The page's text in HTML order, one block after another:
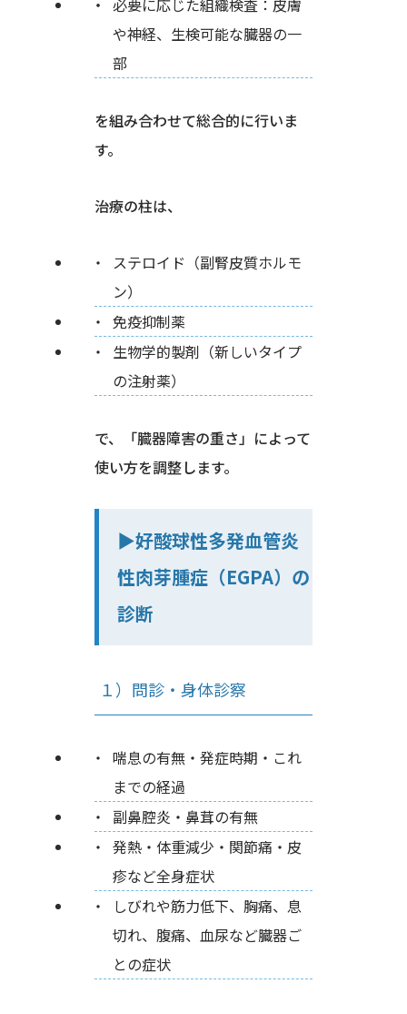
や神経、生検可能な臓器の一
部
を組み合わせて総合的に行いま
す。
治療の柱は、
ステロイド（副腎皮質ホルモ
ン）
免疫抑制薬
生物学的製剤（新しいタイプ
の注射薬）
で、「臓器障害の重さ」によって
使い方を調整します。
▶︎好酸球性多発血管炎
性肉芽腫症（EGPA）の
診断
１）問診・身体診察
喘息の有無・発症時期・これ
までの経過
副鼻腔炎・鼻茸の有無
発熱・体重減少・関節痛・皮
疹など全身症状
しびれや筋力低下、胸痛、息
切れ、腹痛、血尿など臓器ご
との症状